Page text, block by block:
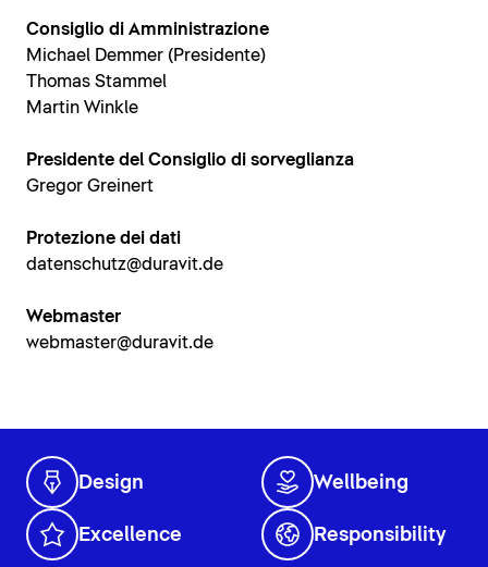
Consiglio di Amministrazione
Michael Demmer (Presidente)
Thomas Stammel
Martin Winkle
Presidente del Consiglio di sorveglianza
Gregor Greinert
Protezione dei dati
datenschutz@duravit.de
Webmaster
webmaster@duravit.de
Design Wellbeing
Excellence Responsibility